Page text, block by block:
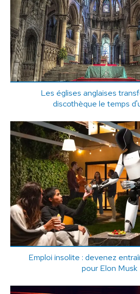
Les églises anglaises
discothèque le temps
Emploi insolite : devenez
pour Elon Musk